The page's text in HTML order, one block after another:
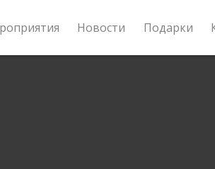
Новости Подарки